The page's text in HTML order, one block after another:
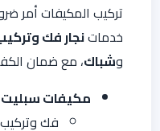
تركيب المكيفات أمر
خدماتنجار فك
وشباك، مع ضمان
مكيفات سبليت
فك وتركيب